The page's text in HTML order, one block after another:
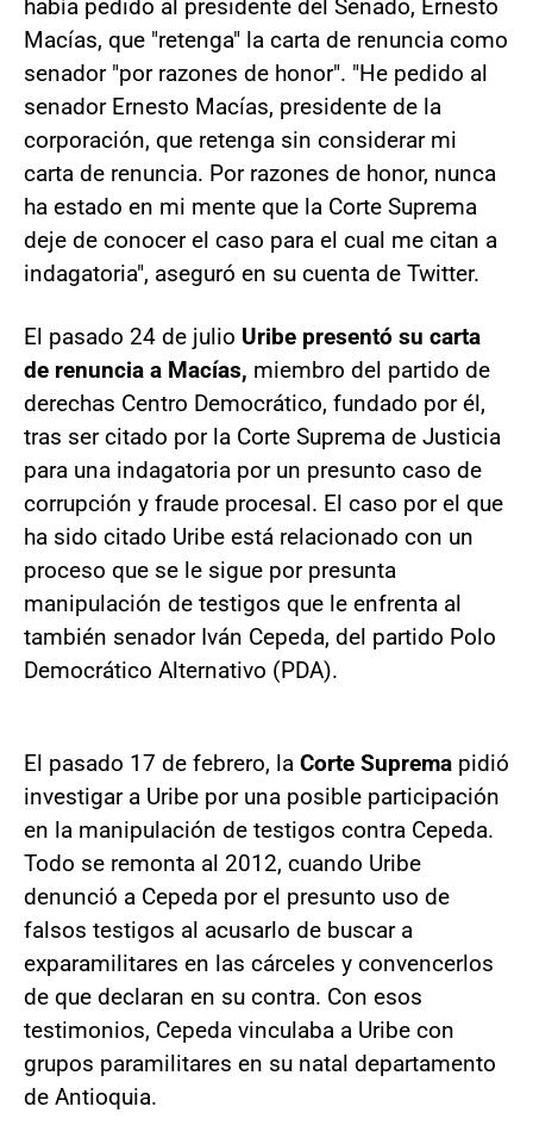
había pedido al presidente del Senado, Ernesto
Macías, que "retenga" la carta de renuncia como
senador "por razones de honor". "He pedido al
senador Ernesto Macías, presidente de la
corporación, que retenga sin considerar mi
carta de renuncia. Por razones de honor, nunca
ha estado en mi mente que la Corte Suprema
deje de conocer el caso para el cual me citan a
indagatoria", aseguró en su cuenta de Twitter.
El pasado 24 de julio Uribe presentó su carta
de renuncia a Macías, miembro del partido de
derechas Centro Democrático, fundado por él,
tras ser citado por la Corte Suprema de Justicia
para una indagatoria por un presunto caso de
corrupción y fraude procesal. El caso por el que
ha sido citado Uribe está relacionado con un
proceso que se le sigue por presunta
manipulación de testigos que le enfrenta al
también senador Iván Cepeda, del partido Polo
Democrático Alternativo (PDA).
El pasado 17 de febrero, la Corte Suprema pidió
investigar a Uribe por una posible participación
en la manipulación de testigos contra Cepeda.
Todo se remonta al 2012, cuando Uribe
denunció a Cepeda por el presunto uso de
falsos testigos al acusarlo de buscar a
exparamilitares en las cárceles y convencerlos
de que declaran en su contra. Con esos
testimonios, Cepeda vinculaba a Uribe con
grupos paramilitares en su natal departamento
de Antioquia.